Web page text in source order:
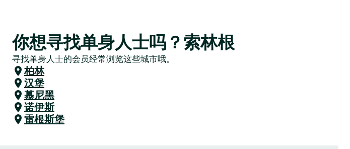
你想寻找单身人士吗？索林根
寻找单身人士的会员经常浏览这些城市哦。
柏林
汉堡
慕尼黑
诺伊斯
雷根斯堡